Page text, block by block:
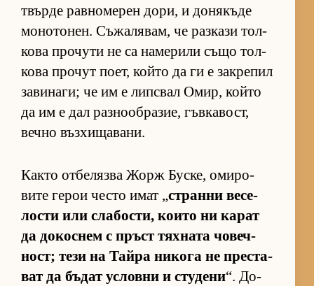
твърде рав­но­ме­рен до­ри, и до­ня­къде
мо­но­то­нен. Съ­жа­ля­вам, че раз­кази тол­
кова про­чути не са на­ме­рили също тол­
кова про­чут по­ет, който да ги е зак­ре­пил
за­ви­на­ги; че им е лип­с­вал Омир, който
да им е дал раз­но­об­ра­зие, гъв­ка­вост,
вечно въз­хи­ща­ва­ни.
Както от­бе­лязва Жорж Бус­ке, оми­ро­
вите ге­рои често имат „странни ве­се­
лости или сла­бос­ти, ко­ито ни ка­рат
да до­кос­нем с пръст тях­ната чо­веч­
ност; тези на Тайра ни­кога не прес­та­
ват да бъ­дат ус­ловни и сту­дени“. До­